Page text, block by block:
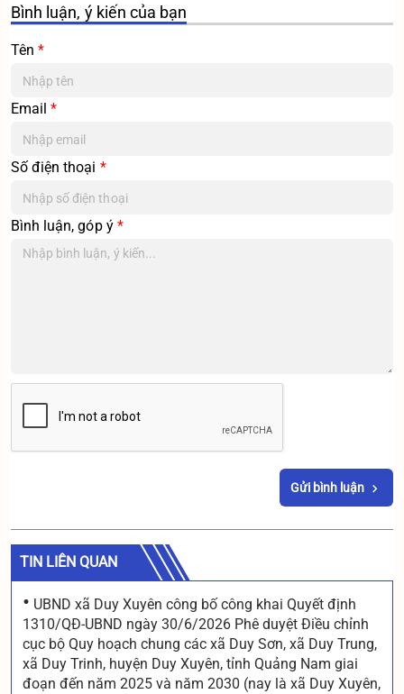
Bình luận, ý kiến của bạn
Tên*
Email*
Số điện thoại *
Bình luận, góp ý *
Gửi bình luận
TIN LIÊN QUAN
• UBND xã Duy Xuyên công bố công khai Quyết định
1310/QĐ-UBND ngày 30/6/2026 Phê duyệt Điều chỉnh
cục bộ Quy hoạch chung các xã Duy Sơn, xã Duy Trung,
xã Duy Trinh, huyện Duy Xuyên, tỉnh Quảng Nam giai
đoạn đến năm 2025 và năm 2030 (nay là xã Duy Xuyên,